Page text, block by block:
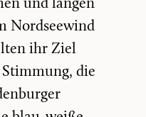
und langen
Nordseewind
ihr Ziel
die